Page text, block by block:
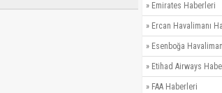
» Emirates Haberleri
» Ercan Havalimanı
» Esenboğa
» Etihad Airways
» FAA Haberleri